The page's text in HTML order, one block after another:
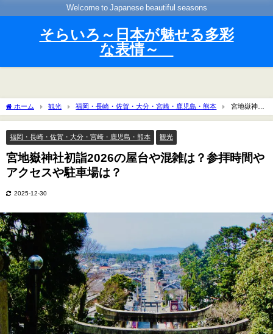
Welcome to Japanese beautiful seasons
そらいろ～日本が魅せる多彩
な表情～
ホーム 観光 福岡・長崎・佐賀・大分・宮崎・鹿児島・熊本
宮地嶽神社
初詣2026の屋台や混雑は？参拝時間やアクセスや駐車場は？
福岡・長崎・佐賀・大分・宮崎・鹿児島・熊本 観光
宮地嶽神社初詣2026の屋台や混雑は？参拝時間や
アクセスや駐車場は？
2025-12-30